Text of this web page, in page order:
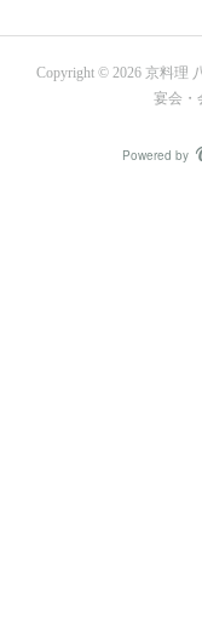
Copyright © 2026 京料理
宴会・
Powered by